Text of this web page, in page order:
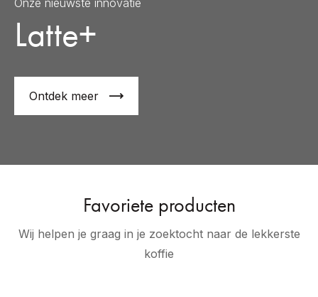
Latte+
Ontdek meer
Favoriete producten
Wij helpen je graag in je zoektocht naar de lekkerste
koffie